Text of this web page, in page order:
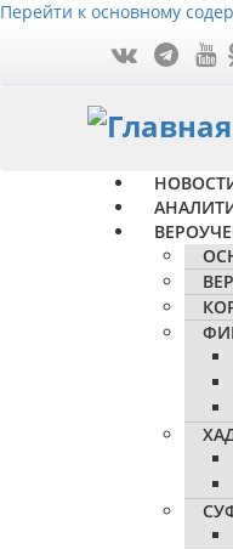
Перейти к основному